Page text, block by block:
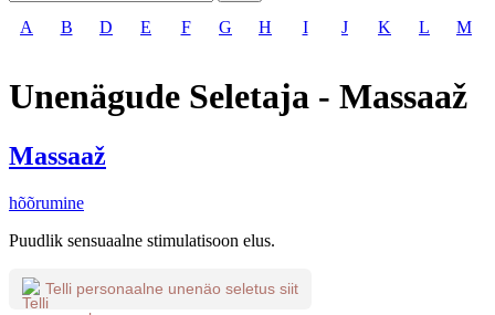
A B D E F G H I J K L M
Unenägude Seletaja - Massaaž
Massaaž
hõõrumine
Puudlik sensuaalne stimulatisoon elus.
Telli personaalne unenäo seletus siit